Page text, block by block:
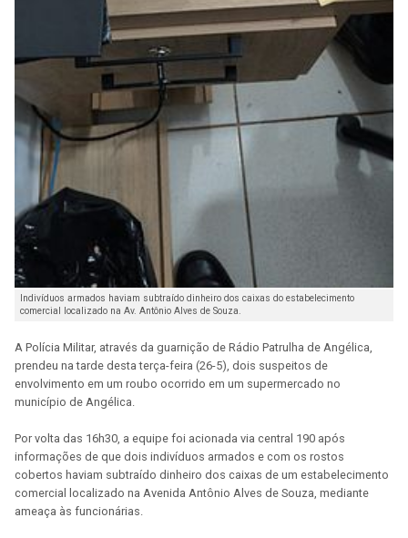
Indivíduos armados haviam subtraído dinheiro dos caixas do estabelecimento
comercial localizado na Av. Antônio Alves de Souza.
A Polícia Militar, através da guarnição de Rádio Patrulha de Angélica,
prendeu na tarde desta terça-feira (26-5), dois suspeitos de
envolvimento em um roubo ocorrido em um supermercado no
município de Angélica.
Por volta das 16h30, a equipe foi acionada via central 190 após
informações de que dois indivíduos armados e com os rostos
cobertos haviam subtraído dinheiro dos caixas de um estabelecimento
comercial localizado na Avenida Antônio Alves de Souza, mediante
ameaça às funcionárias.